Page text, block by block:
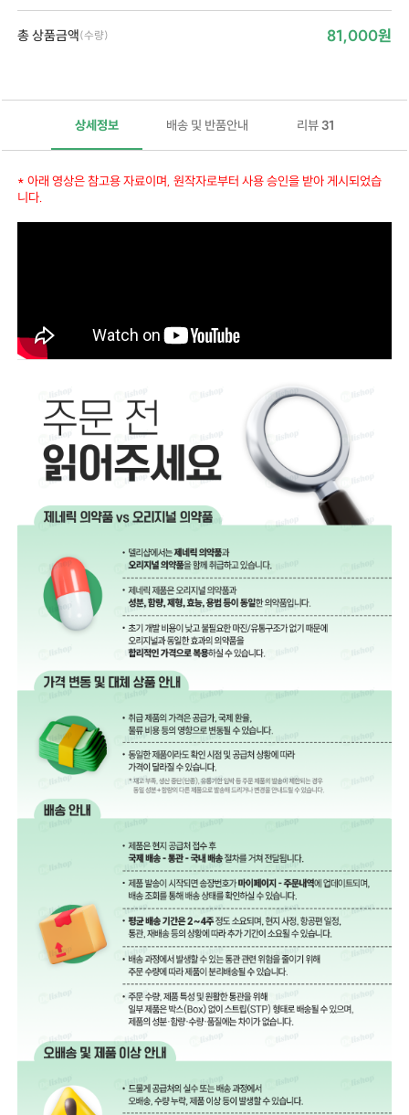
총 상품금액(수량) 81,000원
상세정보 배송 및 반품안내 리뷰31
* 아래 영상은 참고용 자료이며, 원작자로부터 사용 승인을 받아 게시되었습
니다.